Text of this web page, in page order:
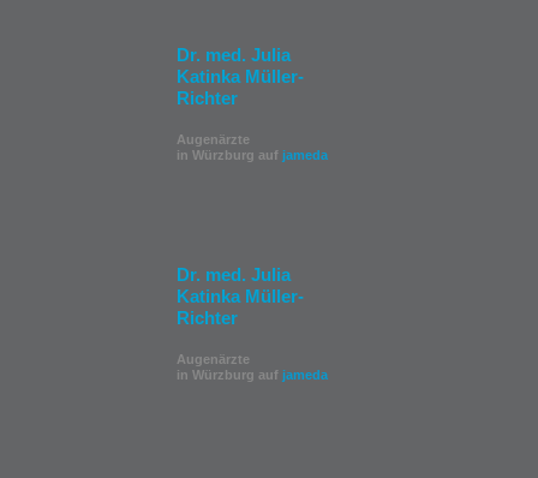
Dr. med. Julia
Katinka Müller-
Richter
Augenärzte
in Würzburg auf jameda
Dr. med. Julia
Katinka Müller-
Richter
Augenärzte
in Würzburg auf jameda